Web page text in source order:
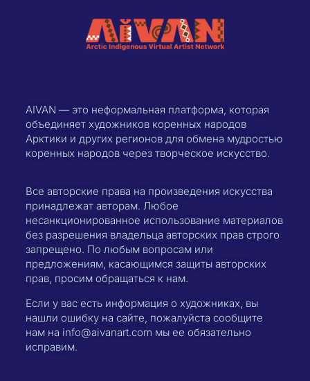
AIVAN — это неформальная платформа, которая
объединяет художников коренных народов
Арктики и других регионов для обмена мудростью
коренных народов через творческое искусство.
Все авторские права на произведения искусства
принадлежат авторам. Любое
несанкционированное использование материалов
без разрешения владельца авторских прав строго
запрещено. По любым вопросам или
предложениям, касающимся защиты авторских
прав, просим обращаться к нам.
Если у вас есть информация о художниках, вы
нашли ошибку на сайте, пожалуйста сообщите
нам на info@aivanart.com мы ее обязательно
исправим.